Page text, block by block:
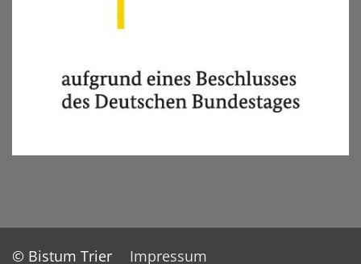
© Bistum Trier Impressum